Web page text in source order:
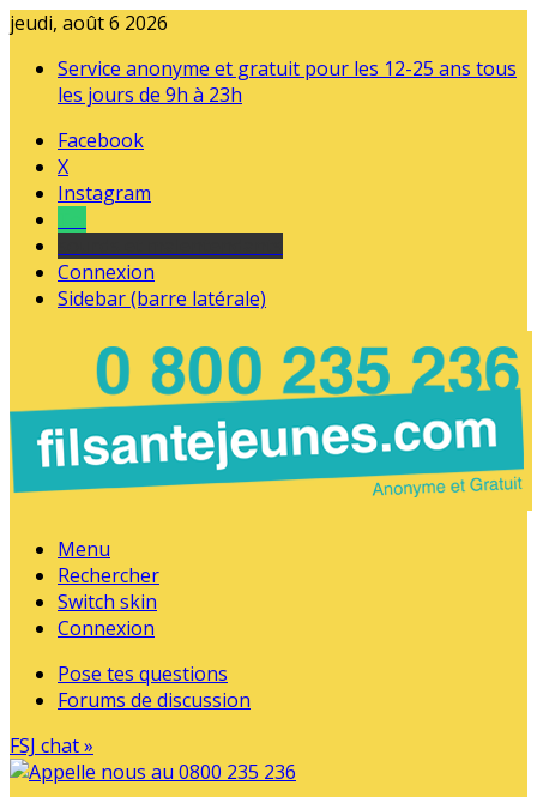
jeudi, août 6 2026
Service anonyme et gratuit pour les 12-25 ans tous
les jours de 9h à 23h
Facebook
X
Instagram
Connexion
Sidebar (barre latérale)
Menu
Rechercher
Switch skin
Connexion
Pose tes questions
Forums de discussion
FSJ chat »